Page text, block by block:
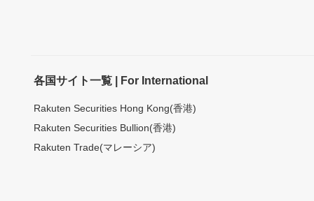
各国サイト一覧 | For International
Rakuten Securities Hong Kong(香港)
Rakuten Securities Bullion(香港)
Rakuten Trade(マレーシア)